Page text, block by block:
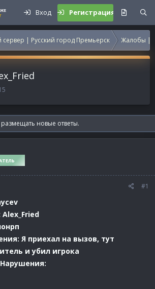
Вход Регистрация
сервер | Русский город Премьерск Жалобы |
новые ответы.
#1
Я приехал на вызов, тут
и убил игрока